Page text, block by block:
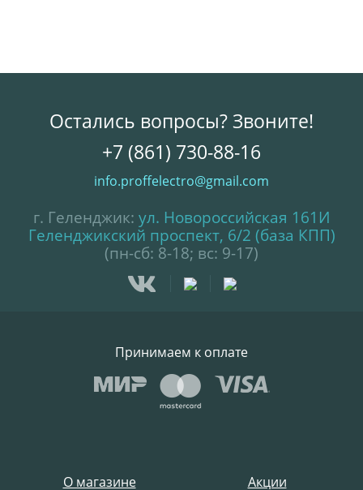
О магазине Акции
Остались вопросы? Звоните!
+7 (861) 730-88-16
info.proffelectro@gmail.com
г. Геленджик: ул. Новороссийская 161И
Геленджикский проспект, 6/2 (база КПП)
(пн-сб: 8-18; вс: 9-17)
Принимаем к оплате